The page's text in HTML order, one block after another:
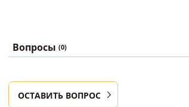
Вопросы (0)
ОСТАВИТЬ ВОПРОС